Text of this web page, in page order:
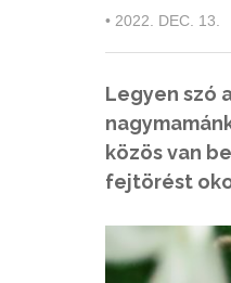
• 2022. DEC. 13.
Legyen szó
közös van
fejtörést